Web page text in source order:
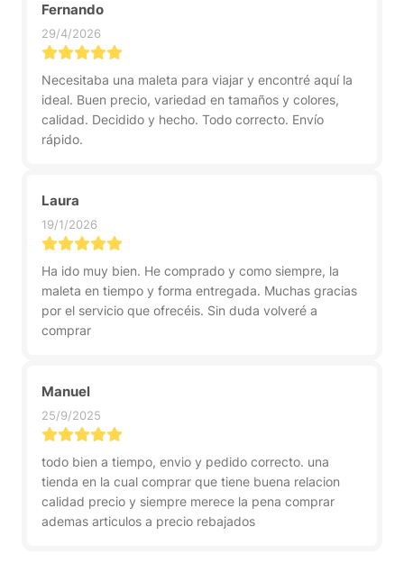
Fernando
29/4/2026
Necesitaba una maleta para viajar y encontré aquí la
ideal. Buen precio, variedad en tamaños y colores,
calidad. Decidido y hecho. Todo correcto. Envío
rápido.
Laura
19/1/2026
Ha ido muy bien. He comprado y como siempre, la
maleta en tiempo y forma entregada. Muchas gracias
por el servicio que ofrecéis. Sin duda volveré a
comprar
Manuel
25/9/2025
todo bien a tiempo, envio y pedido correcto. una
tienda en la cual comprar que tiene buena relacion
calidad precio y siempre merece la pena comprar
ademas articulos a precio rebajados